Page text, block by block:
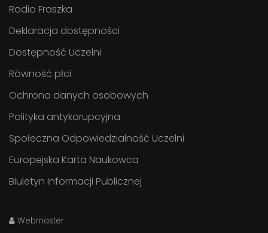
Radio Fraszka
Deklaracja dostępności
Dostępność Uczelni
Równość płci
Ochrona danych osobowych
Polityka antykorupcyjna
Społeczna Odpowiedzialność Uczelni
Europejska Karta Naukowca
Biuletyn Informacji Publicznej
Webmaster